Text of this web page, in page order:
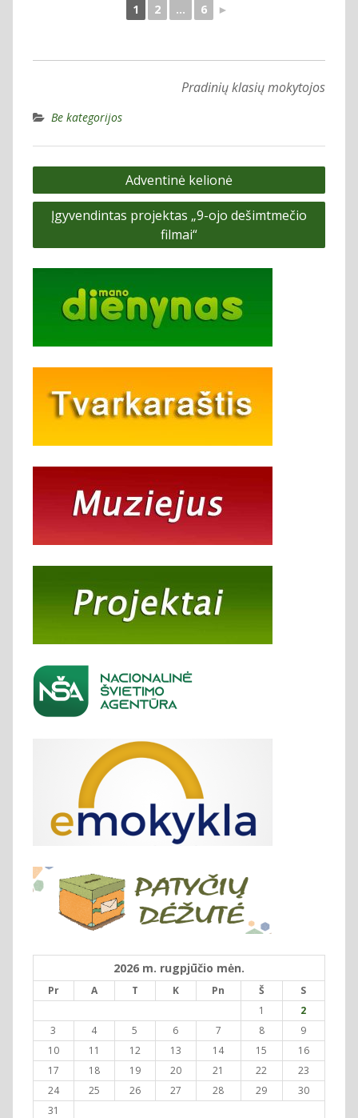
1 2 ... 6 ►
Pradinių klasių mokytojos
Be kategorijos
Navigacija
tarp
įrašų
Adventinė kelionė
Įgyvendintas projektas „9-ojo dešimtmečio
filmai“
2026 m. rugpjūčio mėn.
Pr A T K Pn Š
S
1
2
3
4 5 6 7 8
9
10
11 12 13 14 15
16
17
18 19 20 21 22
23
24
25 26 27 28 29
30
31